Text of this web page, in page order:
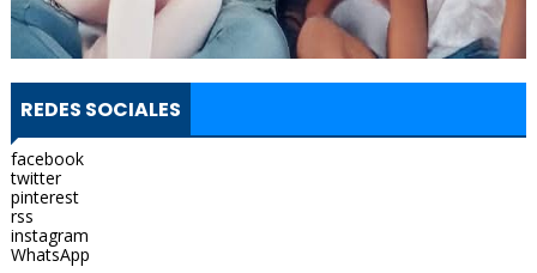
REDES SOCIALES
facebook
twitter
pinterest
rss
instagram
WhatsApp